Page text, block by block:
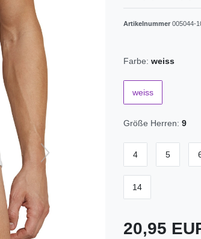
Artikelnummer 005044-
Farbe: weiss
weiss
Größe Herren: 9
4 5
14
20,95